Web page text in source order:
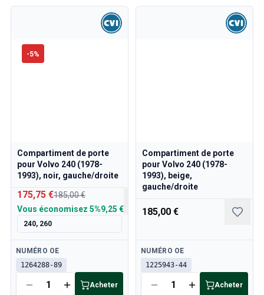
Refroidissement
Châssis & Direction
Chauffage & Climatisation
-5%
Compartiment de porte
pour Volvo 240 (1978-
1993), noir, gauche/droite
175,75 €185,00 €
Vous économisez 5%9,25 €
240, 260
Disponible
NUMÉRO OE
1264288-89
Acheter
Compartiment de porte
pour Volvo 240 (1978-
1993), beige,
gauche/droite
185,00 €
Disponible
NUMÉRO OE
1225943-44
Acheter